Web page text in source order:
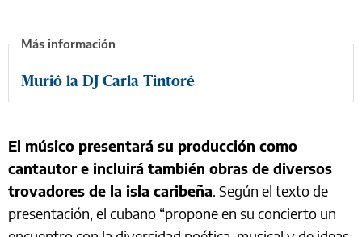
Murió la DJ Carla Tintoré
El músico presentará su producción como
cantautor e incluirá también obras de diversos
trovadores de la isla caribeña. Según el texto de
presentación, el cubano “propone en su concierto un